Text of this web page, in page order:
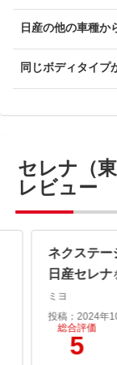
日産の他の車種か
同じボディタイプ
セレナ（
レビュー
ネクステ
日産セレナ
ミヨ
投稿：2024年
総合評価
5